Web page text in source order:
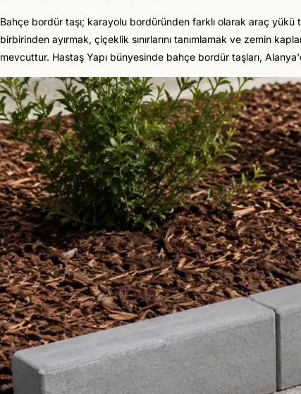
Bahçe bordür taşı; karayolu bordüründen farklı olarak araç yükü
birbirinden ayırmak, çiçeklik sınırlarını tanımlamak ve zemin
mevcuttur. Hastaş Yapı bünyesinde bahçe bordür taşları,